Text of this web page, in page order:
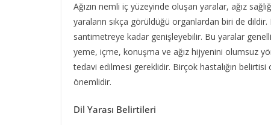
Ağızın nemli iç yüzeyinde oluşan yaralar, ağız
yaraların sıkça görüldüğü organlardan biri de
santimetreye kadar genişleyebilir. Bu yaralar
yeme, içme, konuşma ve ağız hijyenini olumsuz
tedavi edilmesi gereklidir. Birçok hastalığın
önemlidir.
Dil Yarası Belirtileri